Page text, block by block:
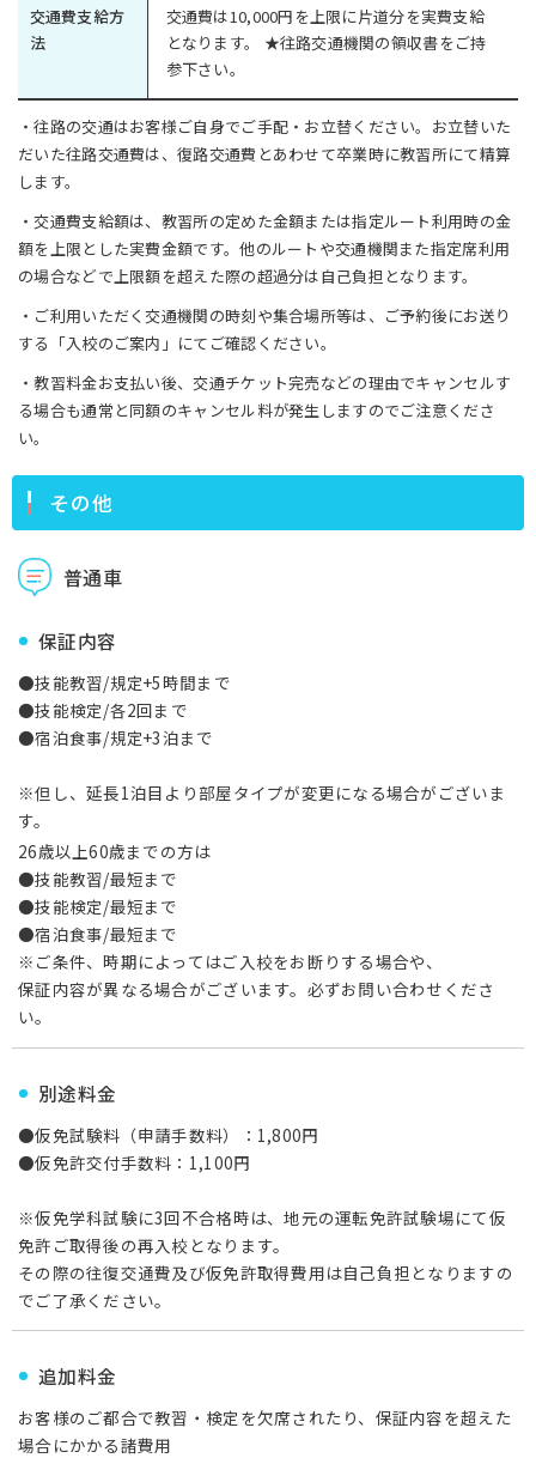
交通費支給方
法
交通費は10,000円を上限に片道分を実費支給
となります。 ★往路交通機関の領収書をご持
参下さい。
・往路の交通はお客様ご自身でご手配・お立替ください。お立替いた
だいた往路交通費は、復路交通費とあわせて卒業時に教習所にて精算
します。
・交通費支給額は、教習所の定めた金額または指定ルート利用時の金
額を上限とした実費金額です。他のルートや交通機関また指定席利用
の場合などで上限額を超えた際の超過分は自己負担となります。
・ご利用いただく交通機関の時刻や集合場所等は、ご予約後にお送り
する「入校のご案内」にてご確認ください。
・教習料金お支払い後、交通チケット完売などの理由でキャンセルす
る場合も通常と同額のキャンセル料が発生しますのでご注意くださ
い。
その他
普通車
保証内容
●技能教習/規定+5時間まで
●技能検定/各2回まで
●宿泊食事/規定+3泊まで
※但し、延長1泊目より部屋タイプが変更になる場合がございま
す。
26歳以上60歳までの方は
●技能教習/最短まで
●技能検定/最短まで
●宿泊食事/最短まで
※ご条件、時期によってはご入校をお断りする場合や、
保証内容が異なる場合がございます。必ずお問い合わせくださ
い。
別途料金
●仮免試験料（申請手数料）：1,800円
●仮免許交付手数料：1,100円
※仮免学科試験に3回不合格時は、地元の運転免許試験場にて仮
免許ご取得後の再入校となります。
その際の往復交通費及び仮免許取得費用は自己負担となりますの
でご了承ください。
追加料金
お客様のご都合で教習・検定を欠席されたり、保証内容を超えた
場合にかかる諸費用